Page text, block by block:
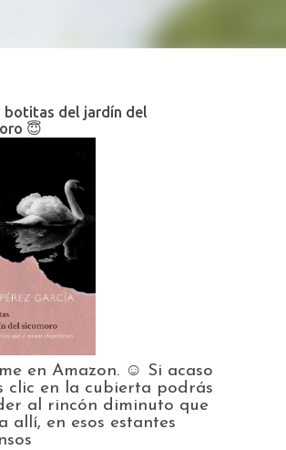
botitas del jardín del
😇
en Amazon. ☺️ Si acaso
clic en la cubierta podrás
al rincón diminuto que
allí, en esos estantes